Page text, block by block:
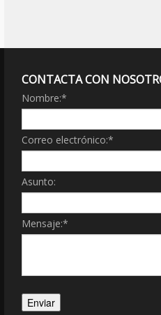
CONTACTA CON
Nombre:*
Correo electrónico:*
Asunto:
Mensaje:*